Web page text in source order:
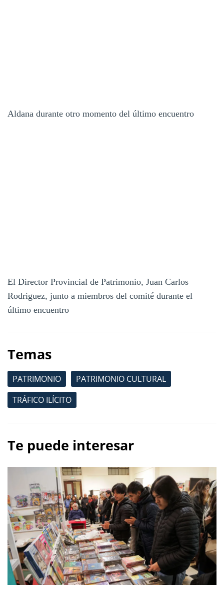
Aldana durante otro momento del último encuentro
El Director Provincial de Patrimonio, Juan Carlos
Rodriguez, junto a miembros del comité durante el
último encuentro
Temas
PATRIMONIO
PATRIMONIO CULTURAL
TRÁFICO ILÍCITO
Te puede interesar